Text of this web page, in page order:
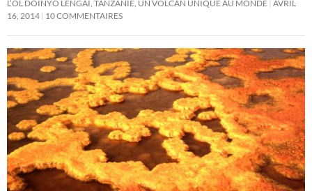
L’OL DOINYO LENGAI, TANZANIE, UN VOLCAN UNIQUE AU MONDE AVRIL
16, 2014 10 COMMENTAIRES